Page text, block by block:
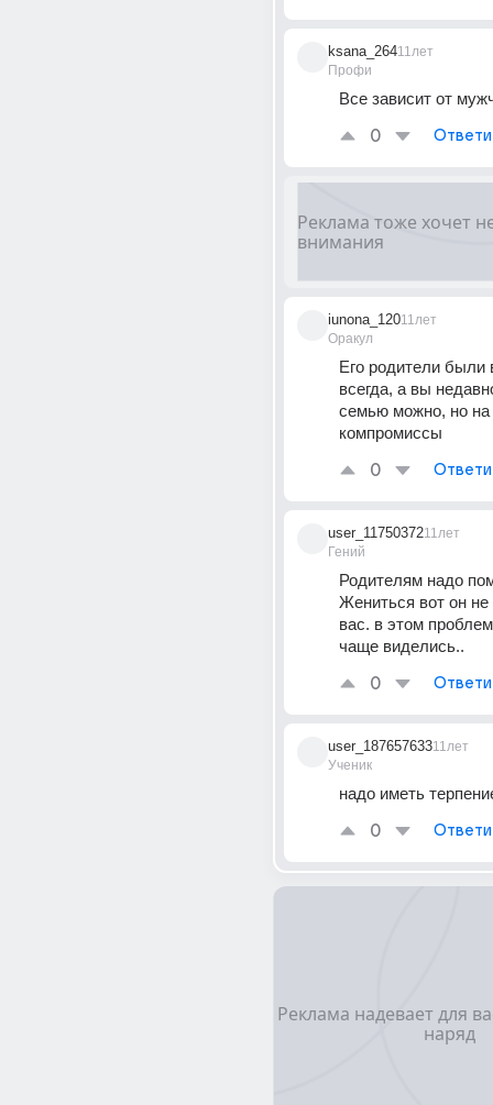
ksana_264
Профи
11лет
Все зависит от
0
iunona_120
Оракул
11лет
Его родители были
всегда, а вы
семью можно, но
компромиссы
0
user_11750372
Гений
11лет
Родителям надо
Жениться вот он не
вас. в этом
чаще виделись..
0
user_187657633
Ученик
11лет
надо иметь
0